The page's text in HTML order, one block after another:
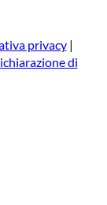
privacy|
di